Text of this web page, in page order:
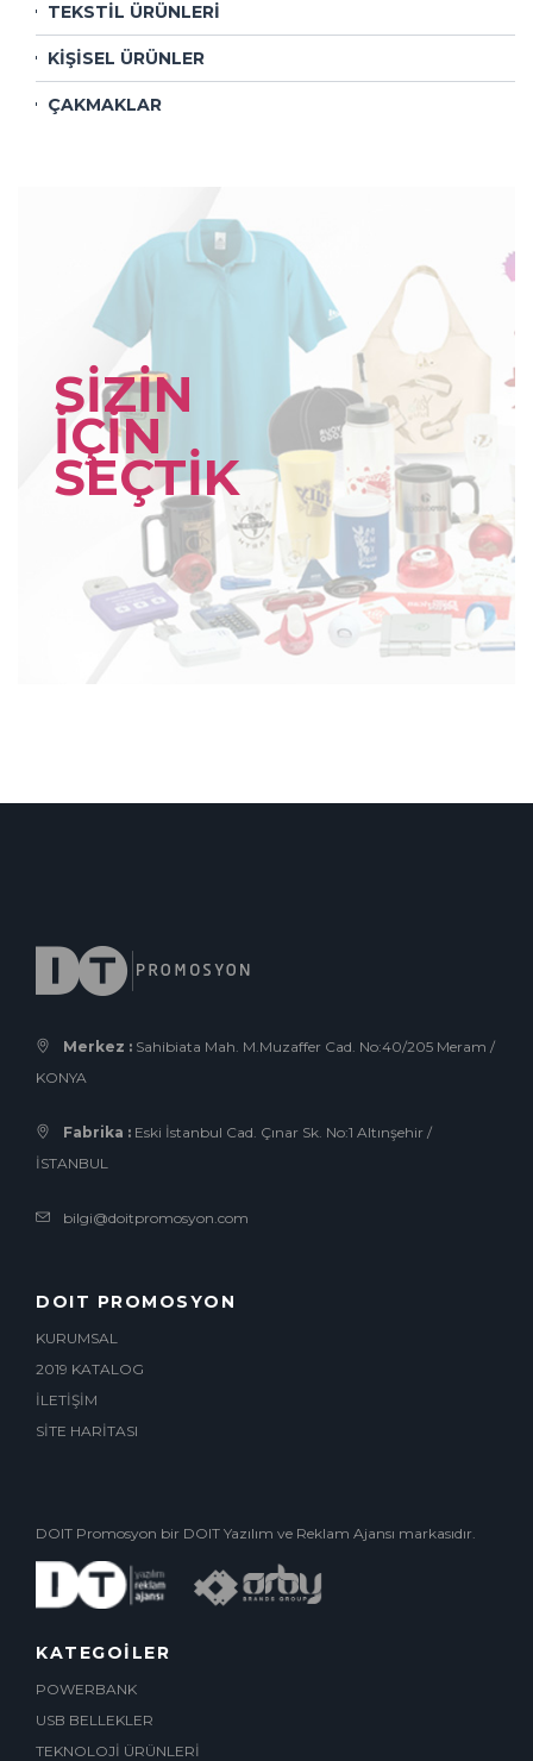
TEKSTİL ÜRÜNLERİ
KİŞİSEL ÜRÜNLER
ÇAKMAKLAR
SİZİN
İÇİN
SEÇTİK
Merkez : Sahibiata Mah. M.Muzaffer Cad. No:40/205 Meram /
KONYA
Fabrika : Eski İstanbul Cad. Çınar Sk. No:1 Altınşehir /
İSTANBUL
bilgi@doitpromosyon.com
DOIT PROMOSYON
KURUMSAL
2019 KATALOG
İLETİŞİM
SİTE HARİTASI
DOIT Promosyon bir DOIT Yazılım ve Reklam Ajansı markasıdır.
KATEGOİLER
POWERBANK
USB BELLEKLER
TEKNOLOJİ ÜRÜNLERİ